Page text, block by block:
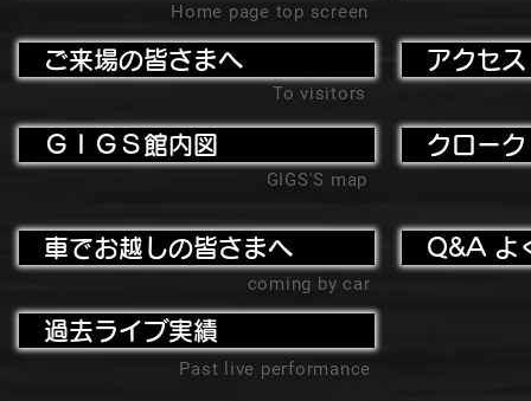
Home page top screen
ご来場の皆さまへ
To visitors
ＧＩＧＳ館内図
GIGS'S map
アクセ
クローク
車でお越しの皆さまへ
coming by car
過去ライブ実績
Past live performance
Q&A よ